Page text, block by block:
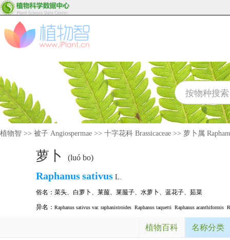
植物智 >> 被子 Angiospermae >> 十字花科 Brassicaceae >> 萝卜属
萝卜 (luó bo)
Raphanussativus L.
俗名： 菜头、 白萝卜 、 莱菔、 莱菔子、 水萝卜 、 蓝花子、 茹菜
异名： Raphanus sativus var. raphanistroides Raphanus taquetti Raphanus acanthiformis
植物百科 名称分类